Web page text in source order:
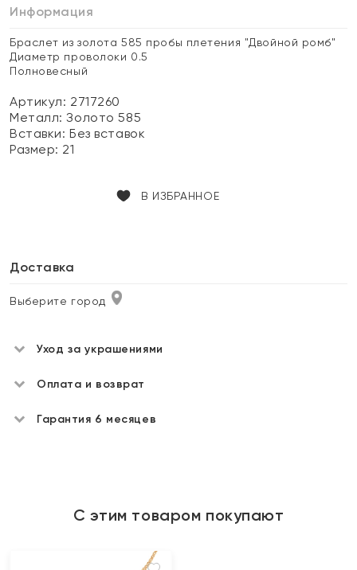
Информация
Браслет из золота 585 пробы плетения "Двойной ромб"
Диаметр проволоки 0.5
Полновесный
Артикул: 2717260
Металл:Золото 585
Вставки:Без вставок
Размер: 21
В ИЗБРАННОЕ
Доставка
Выберите город
Уход за украшениями
Оплата и возврат
Гарантия 6 месяцев
С этим товаром покупают